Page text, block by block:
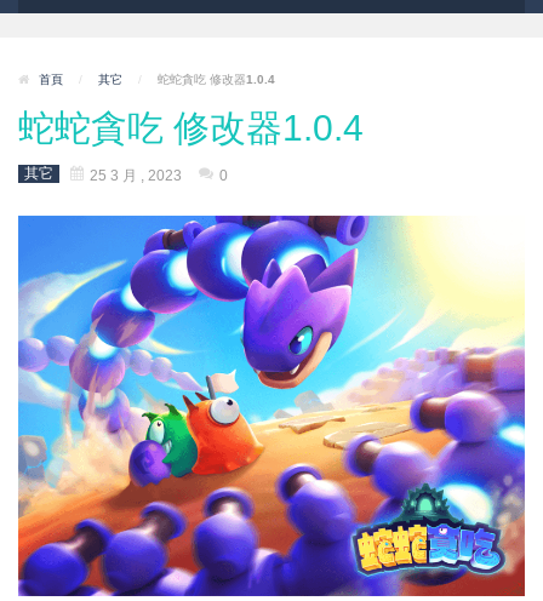
首頁 / 其它 / 蛇蛇貪吃 修改器1.0.4
蛇蛇貪吃 修改器1.0.4
其它 25 3 月 , 2023 0